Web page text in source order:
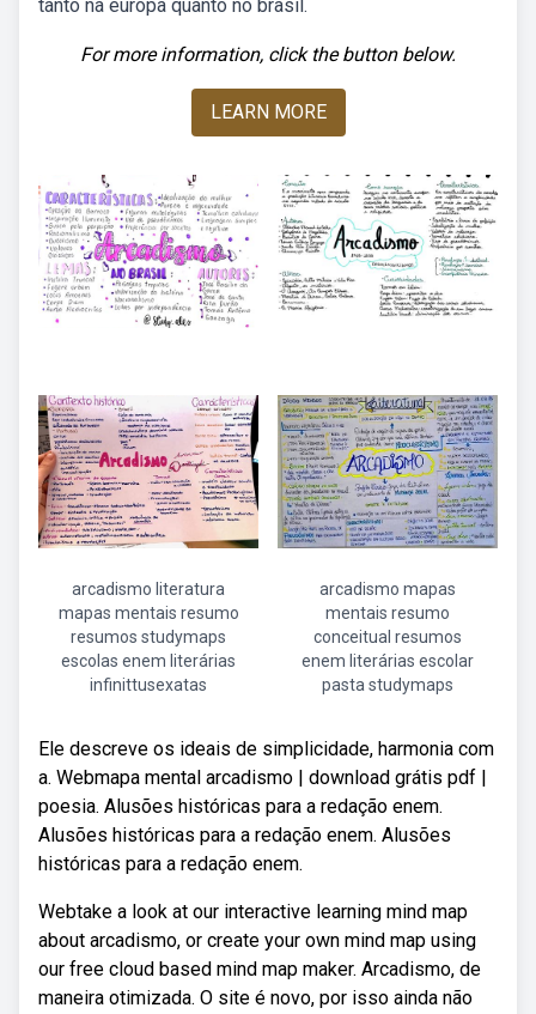
tanto na europa quanto no brasil.
For more information, click the button below.
LEARN MORE
arcadismo literatura
mapas mentais resumo
resumos studymaps
escolas enem literárias
infinittusexatas
arcadismo mapas
mentais resumo
conceitual resumos
enem literárias escolar
pasta studymaps
Ele descreve os ideais de simplicidade, harmonia com
a. Webmapa mental arcadismo | download grátis pdf |
poesia. Alusões históricas para a redação enem.
Alusões históricas para a redação enem. Alusões
históricas para a redação enem.
Webtake a look at our interactive learning mind map
about arcadismo, or create your own mind map using
our free cloud based mind map maker. Arcadismo, de
maneira otimizada. O site é novo, por isso ainda não